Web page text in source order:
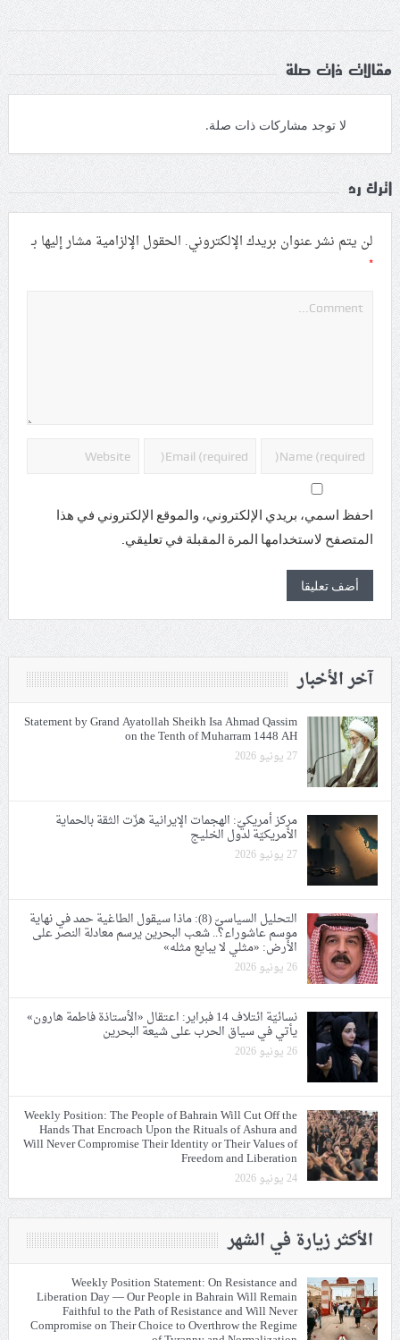
مقالات ذات صلة
لا توجد مشاركات ذات صلة.
اترك رد
لن يتم نشر عنوان بريدك الإلكتروني. الحقول الإلزامية مشار إليها بـ
*
احفظ اسمي، بريدي الإلكتروني، والموقع الإلكتروني في هذا
المتصفح لاستخدامها المرة المقبلة في تعليقي.
آخر الأخبار
Statement by Grand Ayatollah Sheikh Isa Ahmad Qassim
on the Tenth of Muharram 1448 AH
27 يونيو 2026
مركز أمريكيّ: الهجمات الإيرانية هزّت الثقة بالحماية
الأمريكيّة لدول الخليج
27 يونيو 2026
التحليل السياسيّ (8): ماذا سيقول الطاغية حمد في نهاية
موسم عاشوراء؟.. شعب البحرين يرسم معادلة النصر على
الأرض: «مثلي لا يبايع مثله»
26 يونيو 2026
نسائيّة ائتلاف 14 فبراير: اعتقال «الأستاذة فاطمة هارون»
يأتي في سياق الحرب على شيعة البحرين
26 يونيو 2026
Weekly Position: The People of Bahrain Will Cut Off the
Hands That Encroach Upon the Rituals of Ashura and
Will Never Compromise Their Identity or Their Values of
Freedom and Liberation
24 يونيو 2026
الأكثر زيارة في الشهر
Weekly Position Statement: On Resistance and
Liberation Day — Our People in Bahrain Will Remain
Faithful to the Path of Resistance and Will Never
Compromise on Their Choice to Overthrow the Regime